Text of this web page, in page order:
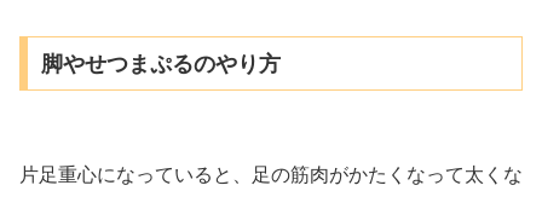
脚やせつまぷるのやり方
片足重心になっていると、足の筋肉がかたくなって太くな